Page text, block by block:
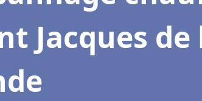
Jacques de